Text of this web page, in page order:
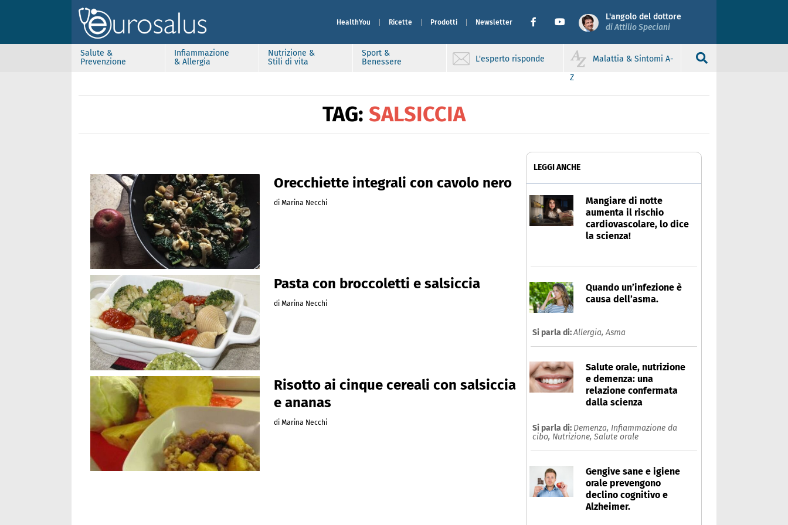
HealthYou Ricette Prodotti Newsletter
L'angolo del dottore
di Attilio Speciani
Salute &
Prevenzione
Infiammazione
& Allergia
Nutrizione &
Stili di vita
Sport &
Benessere
L'esperto risponde
Malattia & Sintomi A-
Z
TAG: SALSICCIA
Orecchiette integrali con cavolo nero
di Marina Necchi
Pasta con broccoletti e salsiccia
di Marina Necchi
Risotto ai cinque cereali con salsiccia
e ananas
di Marina Necchi
LEGGI ANCHE
Mangiare di notte
aumenta il rischio
cardiovascolare, lo dice
la scienza!
Quando un’infezione è
causa dell’asma.
Si parla di:Allergia,Asma
Salute orale, nutrizione
e demenza: una
relazione confermata
dalla scienza
Si parla di: Demenza, Infiammazione da
cibo, Nutrizione, Salute orale
Gengive sane e igiene
orale prevengono
declino cognitivo e
Alzheimer.